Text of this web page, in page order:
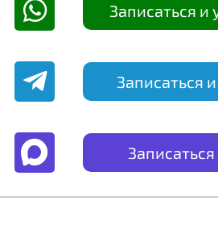
Записаться и
Записаться